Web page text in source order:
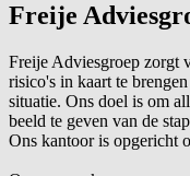
Freije
Freije Adviesgroep zorgt
risico's in kaart te
situatie. Ons doel is om
beeld te geven van de
Ons kantoor is opgericht